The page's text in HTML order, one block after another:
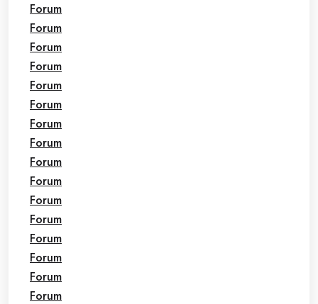
Forum
Forum
Forum
Forum
Forum
Forum
Forum
Forum
Forum
Forum
Forum
Forum
Forum
Forum
Forum
Forum